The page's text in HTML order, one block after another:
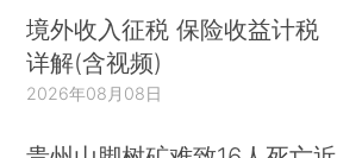
境外收入征税 保险收益计税
详解(含视频)
2026年08月08日